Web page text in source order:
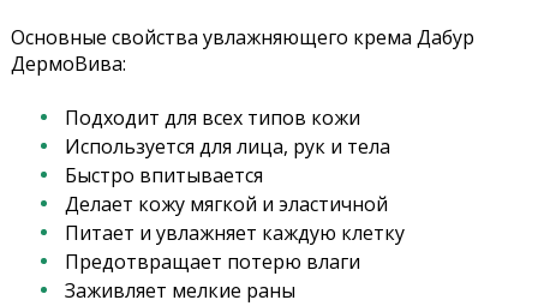
Основные свойства увлажняющего крема Дабур
ДермоВива:
Подходит для всех типов кожи
Используется для лица, рук и тела
Быстро впитывается
Делает кожу мягкой и эластичной
Питает и увлажняет каждую клетку
Предотвращает потерю влаги
Заживляет мелкие раны